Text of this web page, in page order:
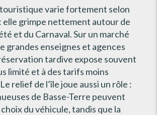
touristique varie fortement selon
elle grimpe nettement autour de
et du Carnaval. Sur un marché
grandes enseignes et agences
tardive expose souvent
limité et à des tarifs moins
relief de l’île joue aussi un rôle :
de Basse-Terre peuvent
du véhicule, tandis que la